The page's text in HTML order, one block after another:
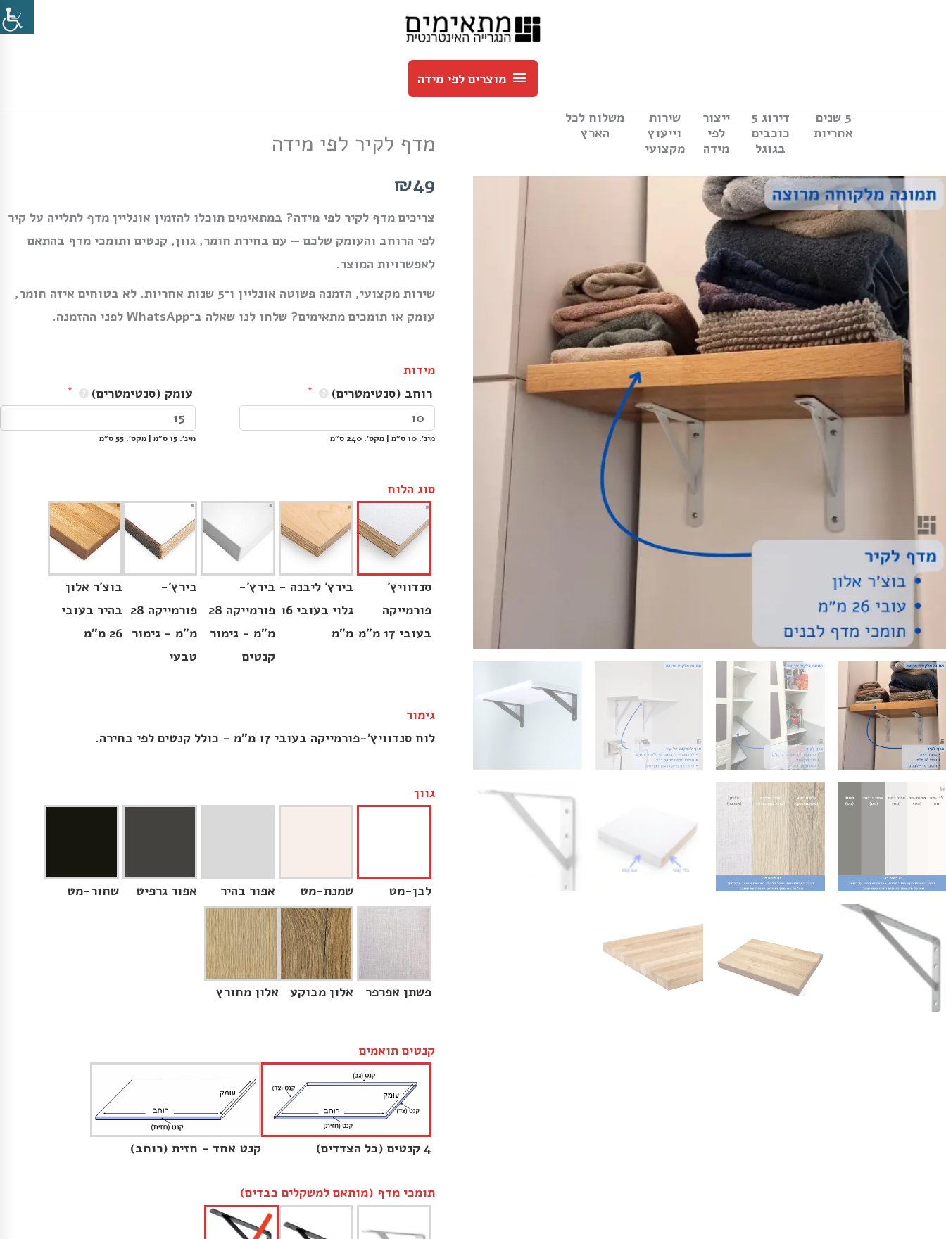
מוצרים
לפי
מידה
מוצרים לפי מידה
5 שנים
אחריות
דירוג 5
כוכבים
בגוגל
ייצור
לפי
מידה
שירות
וייעוץ
מקצועי
משלוח לכל
הארץ
מדף לקיר לפי מידה
₪49
צריכים מדף לקיר לפי מידה? במתאימים תוכלו להזמין אונליין מדף לתלייה על קיר
לפי הרוחב והעומק שלכם — עם בחירת חומר, גוון, קנטים ותומכי מדף בהתאם
לאפשרויות המוצר.
שירות מקצועי, הזמנה פשוטה אונליין ו־5 שנות אחריות. לא בטוחים איזה חומר,
עומק או תומכים מתאימים? שלחו לנו שאלה ב־WhatsApp לפני ההזמנה.
מידות
רוחב (סנטימטרים)
מינ׳: 10 ס״מ | מקס׳: 240 ס״מ
עומק (סנטימטרים)
מינ׳: 15 ס״מ | מקס׳: 55 ס״מ
סוג הלוח
סנדוויץ׳
פורמייקה
בעובי 17 מ״מ
בירץ׳ ליבנה -
גלוי בעובי 16
מ״מ
בירץ׳-
פורמייקה 28
מ״מ - גימור
קנטים
בירץ׳-
פורמייקה 28
מ״מ - גימור
טבעי
בוצ׳ר אלון
בהיר בעובי
26 מ״מ
גימור
לוח סנדוויץ׳-פורמייקה בעובי 17 מ״מ - כולל קנטים לפי בחירה.
גוון
לבן-מט שמנת-מט אפור בהיר אפור גרפיט שחור-מט
פשתן אפרפר אלון מבוקע אלון מחורץ
קנטים תואמים
4 קנטים (כל הצדדים) קנט אחד - חזית (רוחב)
תומכי מדף (מותאם למשקלים כבדים)